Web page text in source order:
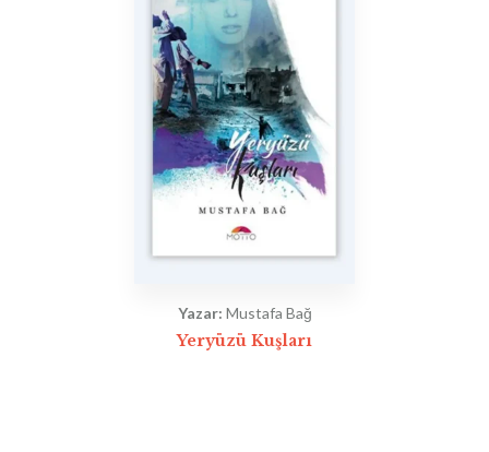
Yazar: Mustafa Bağ
Yeryüzü Kuşları